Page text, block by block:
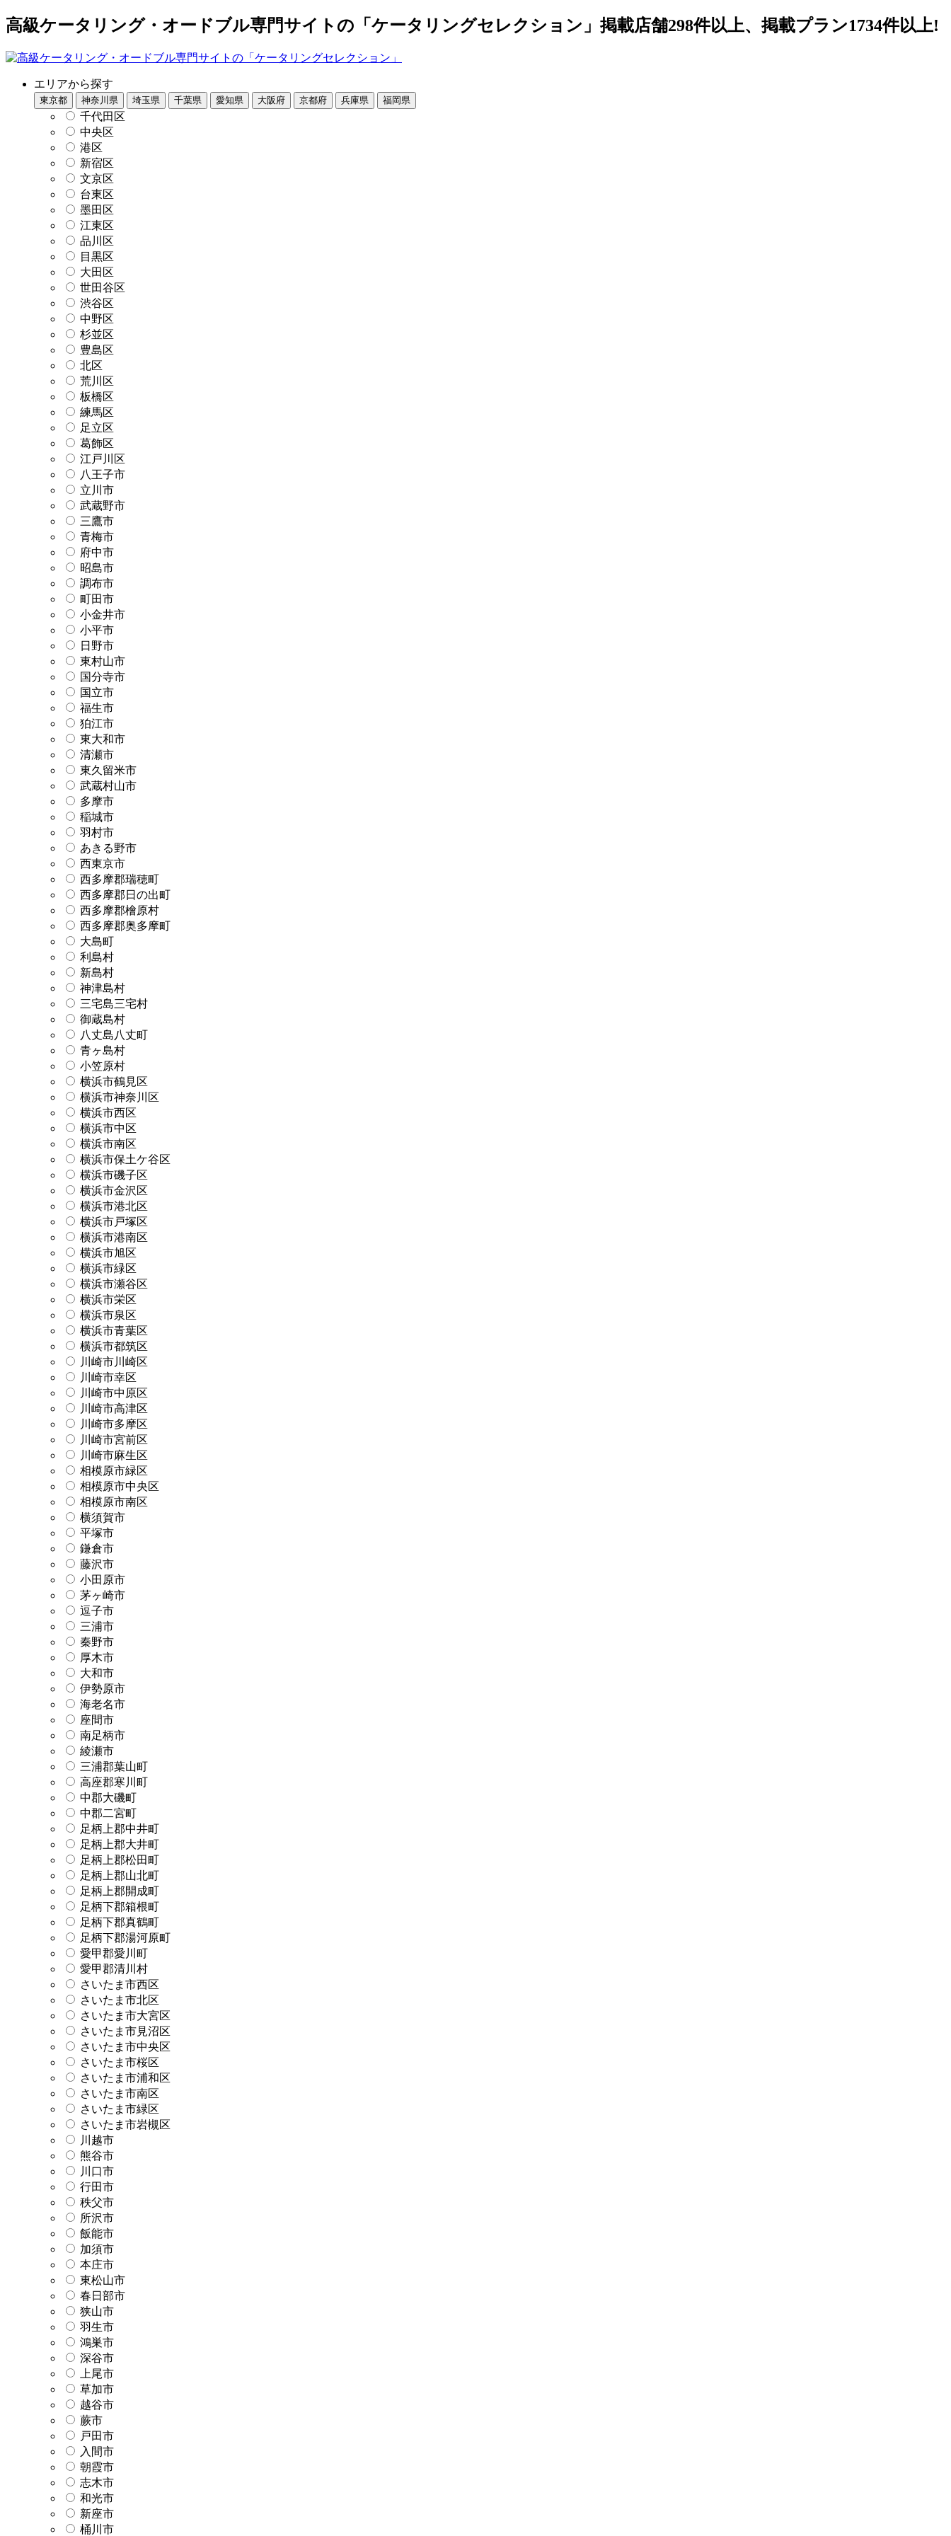
高級ケータリング・オードブル専門サイトの「ケータリングセレクション」掲載店舗298件以上、掲載プラン1734件以上!
エリアから探す
東京都 神奈川県 埼玉県 千葉県 愛知県 大阪府 京都府 兵庫県 福岡県
千代田区
中央区
港区
新宿区
文京区
台東区
墨田区
江東区
品川区
目黒区
大田区
世田谷区
渋谷区
中野区
杉並区
豊島区
北区
荒川区
板橋区
練馬区
足立区
葛飾区
江戸川区
八王子市
立川市
武蔵野市
三鷹市
青梅市
府中市
昭島市
調布市
町田市
小金井市
小平市
日野市
東村山市
国分寺市
国立市
福生市
狛江市
東大和市
清瀬市
東久留米市
武蔵村山市
多摩市
稲城市
羽村市
あきる野市
西東京市
西多摩郡瑞穂町
西多摩郡日の出町
西多摩郡檜原村
西多摩郡奥多摩町
大島町
利島村
新島村
神津島村
三宅島三宅村
御蔵島村
八丈島八丈町
青ヶ島村
小笠原村
横浜市鶴見区
横浜市神奈川区
横浜市西区
横浜市中区
横浜市南区
横浜市保土ケ谷区
横浜市磯子区
横浜市金沢区
横浜市港北区
横浜市戸塚区
横浜市港南区
横浜市旭区
横浜市緑区
横浜市瀬谷区
横浜市栄区
横浜市泉区
横浜市青葉区
横浜市都筑区
川崎市川崎区
川崎市幸区
川崎市中原区
川崎市高津区
川崎市多摩区
川崎市宮前区
川崎市麻生区
相模原市緑区
相模原市中央区
相模原市南区
横須賀市
平塚市
鎌倉市
藤沢市
小田原市
茅ヶ崎市
逗子市
三浦市
秦野市
厚木市
大和市
伊勢原市
海老名市
座間市
南足柄市
綾瀬市
三浦郡葉山町
高座郡寒川町
中郡大磯町
中郡二宮町
足柄上郡中井町
足柄上郡大井町
足柄上郡松田町
足柄上郡山北町
足柄上郡開成町
足柄下郡箱根町
足柄下郡真鶴町
足柄下郡湯河原町
愛甲郡愛川町
愛甲郡清川村
さいたま市西区
さいたま市北区
さいたま市大宮区
さいたま市見沼区
さいたま市中央区
さいたま市桜区
さいたま市浦和区
さいたま市南区
さいたま市緑区
さいたま市岩槻区
川越市
熊谷市
川口市
行田市
秩父市
所沢市
飯能市
加須市
本庄市
東松山市
春日部市
狭山市
羽生市
鴻巣市
深谷市
上尾市
草加市
越谷市
蕨市
戸田市
入間市
朝霞市
志木市
和光市
新座市
桶川市